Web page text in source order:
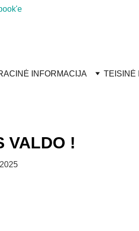
INFORMACIJA TEISINĖ
VALDO !